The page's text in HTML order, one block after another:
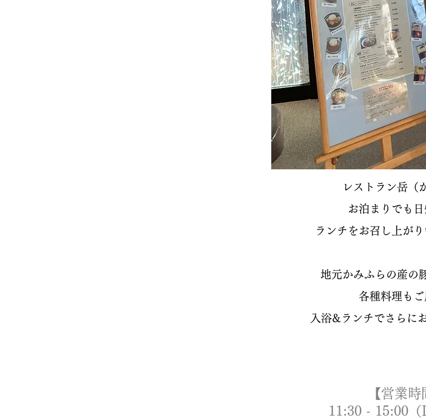
レストラン岳（
お泊まりでも
ランチをお召し上がり
地元かみふらの産の
各種料理もご
入浴&ランチでさらに
【営業時
11:30 - 15:00（